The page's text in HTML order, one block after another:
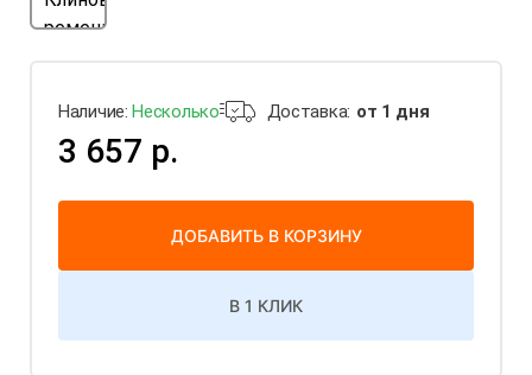
Наличие:Несколько Доставка: от 1 дня
3 657 р.
ДОБАВИТЬ В КОРЗИНУ
В 1 КЛИК